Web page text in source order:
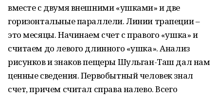
вместе с двумя внешними «ушками» и две
горизонтальные параллели. Линии трапеции –
это месяцы. Начинаем счет с правого «ушка» и
считаем до левого длинного «ушка». Анализ
рисунков и знаков пещеры Шульган-Таш дал нам
ценные сведения. Первобытный человек знал
счет, причем считал справа налево. Всего